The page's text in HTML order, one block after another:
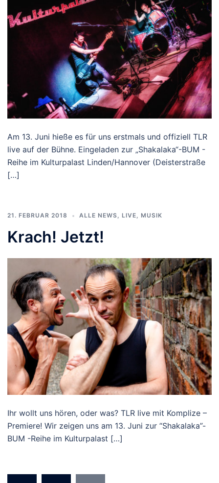
Am 13. Juni hieße es für uns erstmals und offiziell TLR
live auf der Bühne. Eingeladen zur „Shakalaka“-BUM -
Reihe im Kulturpalast Linden/Hannover (Deisterstraße
[…]
21. FEBRUAR 2018 ALLE NEWS LIVE MUSIK
Krach! Jetzt!
Ihr wollt uns hören, oder was? TLR live mit Komplize –
Premiere! Wir zeigen uns am 13. Juni zur “Shakalaka”-
BUM -Reihe im Kulturpalast […]